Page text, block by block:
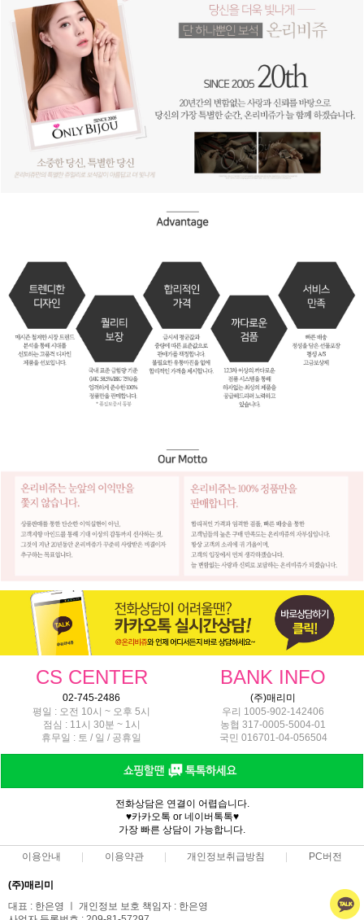
CS CENTER BANK INFO
02-745-2486
(주)매리미
평일 : 오전 10시 ~ 오후 5시
점심 : 11시 30분 ~ 1시
휴무일 : 토 / 일 / 공휴일
우리 1005-902-142406
농협 317-0005-5004-01
국민 016701-04-056504
전화상담은 연결이 어렵습니다.
♥카카오톡 or 네이버톡톡♥
가장 빠른 상담이 가능합니다.
이용안내 이용약관 개인정보취급방침 PC버전
(주)매리미
대표 : 한은영 ㅣ 개인정보 보호 책임자 : 한은영